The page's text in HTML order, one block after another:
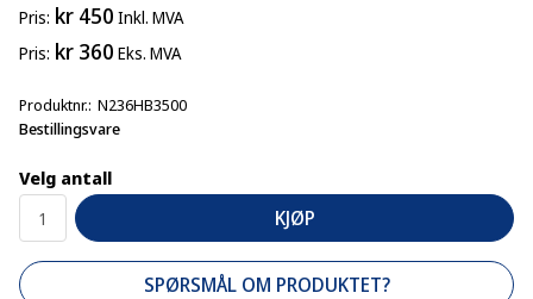
Pris kr 450 Inkl. MVA
Pris kr 360 Eks. MVA
Produktnr. N236HB3500
Bestillingsvare
Velg antall
KJØP
SPØRSMÅL OM PRODUKTET?